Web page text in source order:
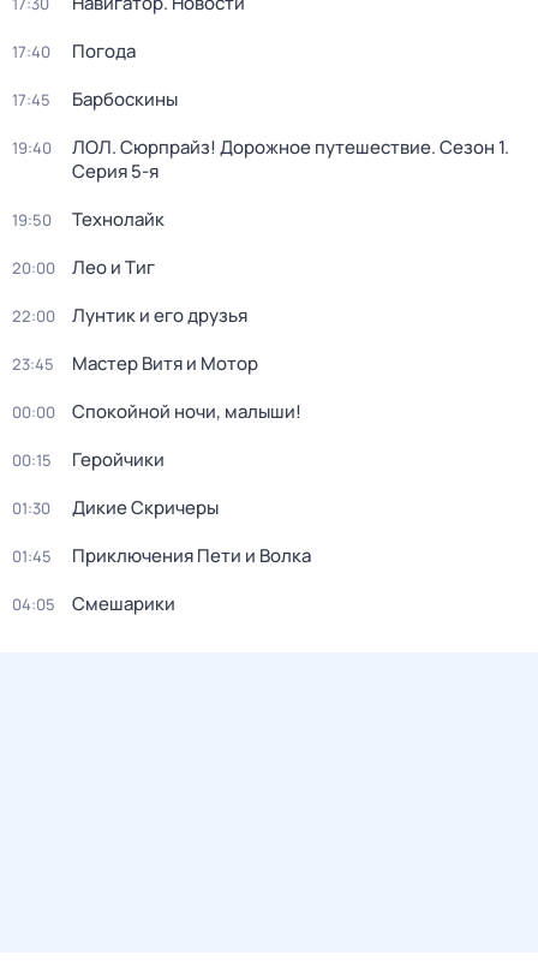
17:40 Погода
17:45 Барбоскины
19:40 ЛОЛ. Сюрпрайз! Дорожное путешествие. Сезон 1.
Серия 5-я
19:50 Технолайк
20:00 Лео и Тиг
22:00 Лунтик и его друзья
23:45 Мастер Витя и Мотор
00:00 Спокойной ночи, малыши!
00:15 Геройчики
01:30 Дикие Скричеры
01:45 Приключения Пети и Волка
04:05 Смешарики